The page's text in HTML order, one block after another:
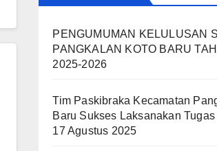
PENGUMUMAN KELULUSAN
PANGKALAN KOTO BARU
2025-2026
Tim Paskibraka Kecamatan
Baru Sukses Laksanakan
17 Agustus 2025